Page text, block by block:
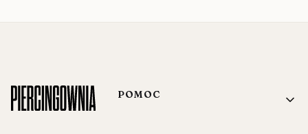
Linki w stopce
POMOC